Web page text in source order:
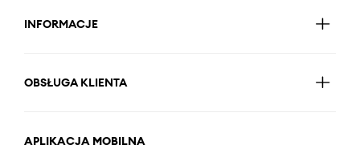
INFORMACJE
OBSŁUGA KLIENTA
APLIKACJA MOBILNA